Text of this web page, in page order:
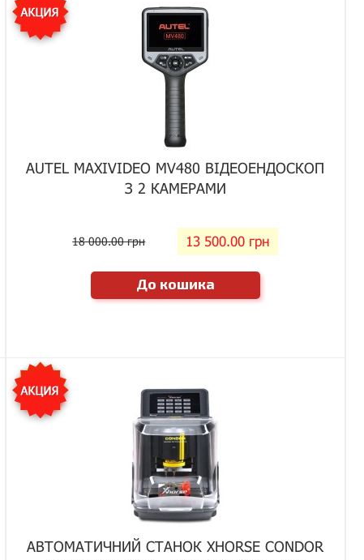
AUTEL MAXIVIDEO MV480 ВІДЕОЕНДОСКОП
З 2 КАМЕРАМИ
18 000.00 грн 13 500.00 грн
До кошика
АВТОМАТИЧНИЙ СТАНОК XHORSE CONDOR